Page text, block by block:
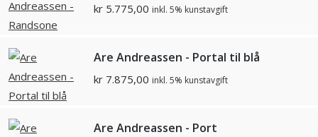
kr 5.775,00 inkl. 5% kunstavgift
Are Andreassen - Portal til blå
kr 7.875,00 inkl. 5% kunstavgift
Are Andreassen - Port